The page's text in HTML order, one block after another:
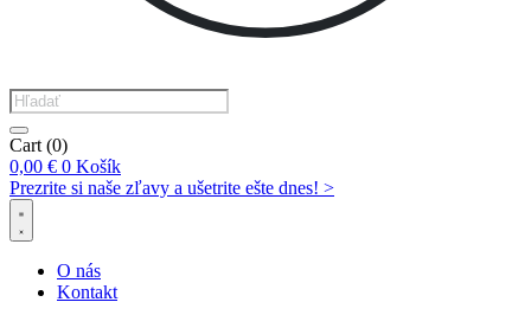
Products
search
Cart (0)
0,00 € 0 Košík
Prezrite si naše zľavy a ušetrite ešte dnes! >​
O nás
Kontakt